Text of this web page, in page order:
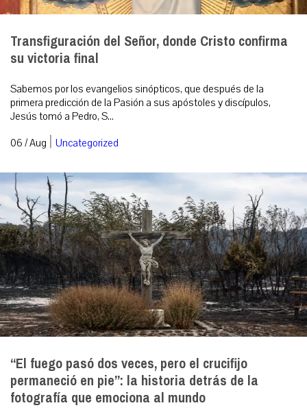
Transfiguración del Señor, donde Cristo confirma
su victoria final
Sabemos por los evangelios sinópticos, que después de la
primera predicción de la Pasión a sus apóstoles y discípulos,
Jesús tomó a Pedro, S...
06 / Aug | Uncategorized
“El fuego pasó dos veces, pero el crucifijo
permaneció en pie”: la historia detrás de la
fotografía que emociona al mundo